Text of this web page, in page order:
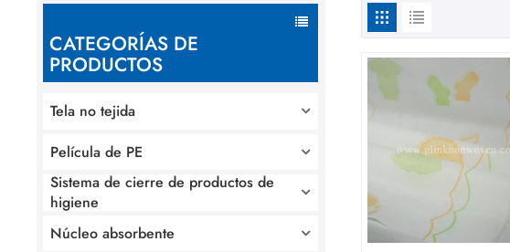
CATEGORÍAS DE
PRODUCTOS
Tela no tejida
Película de PE
Sistema de cierre de productos de
higiene
Núcleo absorbente